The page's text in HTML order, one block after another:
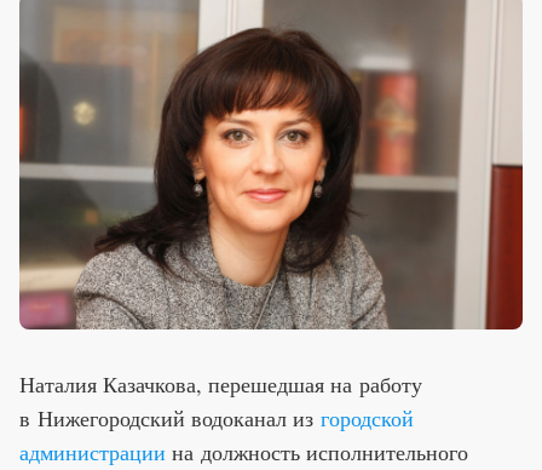
Наталия Казачкова, перешедшая на работу
в Нижегородский водоканал из городской
администрации на должность исполнительного